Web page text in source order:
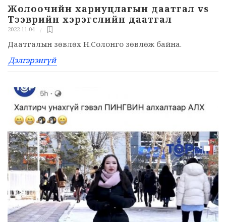
Жолоочийн хариуцлагын даатгал vs
Тээврийн хэрэгслийн даатгал
2022-11-04
Даатгалын зөвлөх Н.Солонго зөвлөж байна.
Дэлгэрэнгүй